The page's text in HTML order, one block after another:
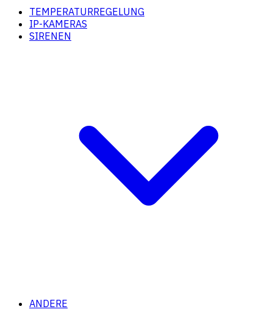
TEMPERATURREGELUNG
IP-KAMERAS
SIRENEN
ANDERE